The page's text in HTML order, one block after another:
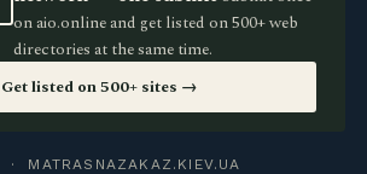
on aio.online and get listed on 500+ web
directories at the same time.
Get listed on 500+ sites →
· MATRASNAZAKAZ.KIEV.UA